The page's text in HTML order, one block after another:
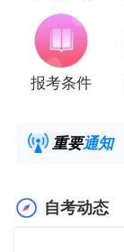
报考条件
重要通知
自考动态